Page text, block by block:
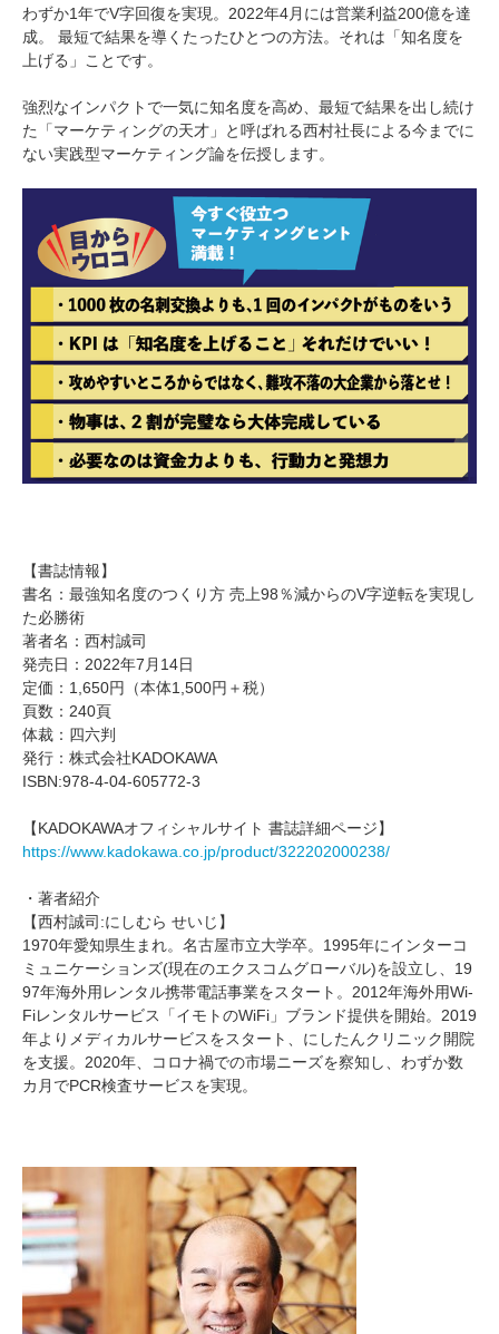
わずか1年でV字回復を実現。2022年4月には営業利益200億を達
成。 最短で結果を導くたったひとつの方法。それは「知名度を
上げる」ことです。
強烈なインパクトで一気に知名度を高め、最短で結果を出し続け
た「マーケティングの天才」と呼ばれる西村社長による今までに
ない実践型マーケティング論を伝授します。
【書誌情報】
書名：最強知名度のつくり方 売上98％減からのV字逆転を実現し
た必勝術
著者名：西村誠司
発売日：2022年7月14日
定価：1,650円（本体1,500円＋税）
頁数：240頁
体裁：四六判
発行：株式会社KADOKAWA
ISBN:978-4-04-605772-3
【KADOKAWAオフィシャルサイト 書誌詳細ページ】
https://www.kadokawa.co.jp/product/322202000238/
・著者紹介
【西村誠司:にしむら せいじ】
1970年愛知県生まれ。名古屋市立大学卒。1995年にインターコ
ミュニケーションズ(現在のエクスコムグローバル)を設立し、19
97年海外用レンタル携帯電話事業をスタート。2012年海外用Wi-
Fiレンタルサービス「イモトのWiFi」ブランド提供を開始。2019
年よりメディカルサービスをスタート、にしたんクリニック開院
を支援。2020年、コロナ禍での市場ニーズを察知し、わずか数
カ月でPCR検査サービスを実現。